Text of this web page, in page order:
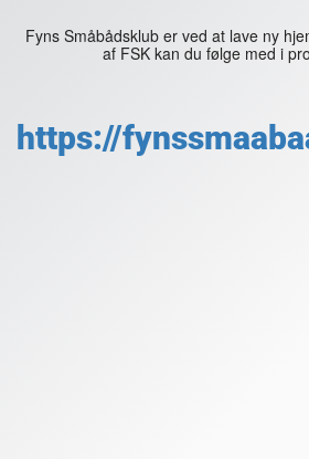
Fyns Småbådsklub er ved at lave ny
af FSK kan du følge med i
https://